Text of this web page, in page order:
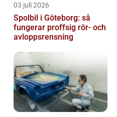
03 juli 2026
Spolbil i Göteborg: så
fungerar proffsig rör- och
avloppsrensning